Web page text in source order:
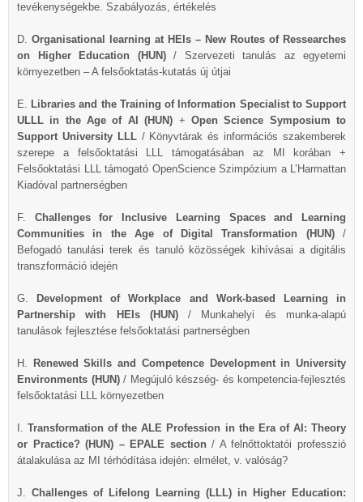
tevékenységekbe. Szabályozás, értékelés
D. Organisational learning at HEIs – New Routes of Ressearches
on Higher Education (HUN) / Szervezeti tanulás az egyetemi
környezetben – A felsőoktatás-kutatás új útjai
E. Libraries and the Training of Information Specialist to Support
ULLL in the Age of AI (HUN) + Open Science Symposium to
Support University LLL/ Könyvtárak és információs szakemberek
szerepe a felsőoktatási LLL támogatásában az MI korában +
Felsőoktatási LLL támogató OpenScience Szimpózium a L’Harmattan
Kiadóval partnerségben
F. Challenges for Inclusive Learning Spaces and Learning
Communities in the Age of Digital Transformation (HUN)/
Befogadó tanulási terek és tanuló közösségek kihívásai a digitális
transzformáció idején
G.
Development of Workplace and Work-based Learning in
Partnership with HEIs (HUN)/ Munkahelyi és munka-alapú
tanulások fejlesztése felsőoktatási partnerségben
H.
Renewed Skills and Competence Development in University
Environments (HUN) / Megújuló készség- és kompetencia-fejlesztés
felsőoktatási LLL környezetben
I.Transformation of the ALE Profession in the Era of AI: Theory
or Practice? (HUN) – EPALE section/ A felnőttoktatói professzió
átalakulása az MI térhódítása idején: elmélet, v. valóság?
J. Challenges of Lifelong Learning (LLL) in Higher Education: